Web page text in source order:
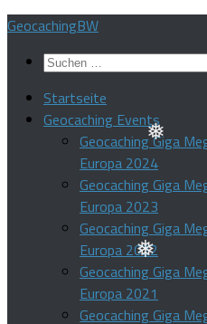
❅
❅
❅
❅
Zum
springen
GeocachingBW
Suchen
Startseite
Geocaching Events
Geocaching Giga
Europa 2024
Geocaching Giga
Europa 2023
Geocaching Giga
Europa 2022
Geocaching Giga
Europa 2021
Geocaching Giga